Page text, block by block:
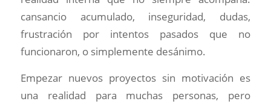
cansancio acumulado, inseguridad, dudas,
frustración por intentos pasados que no
funcionaron, o simplemente desánimo.
Empezar nuevos proyectos sin motivación es
una realidad para muchas personas, pero